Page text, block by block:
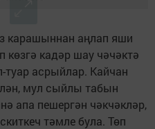
карашыннан аңлап яши
кадәр шау чәчәктә
туар асрыйлар. Кайчан
мул сыйлы табын
апа пешергән чәкчәкләр,
тәмле була. Төп